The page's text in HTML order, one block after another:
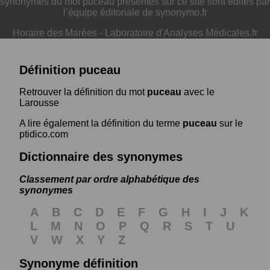
l’équipe éditoriale de synonymo.fr
Horaire des Marées - Laboratoire d'Analyses Médicales.fr
Définition puceau
Retrouver la définition du mot puceau avec le
Larousse
A lire également la définition du terme puceau sur le
ptidico.com
Dictionnaire des synonymes
Classement par ordre alphabétique des
synonymes
A B C D E F G H I J
K
L
M N O P Q R S T
U
V
W X Y
Z
Synonyme définition